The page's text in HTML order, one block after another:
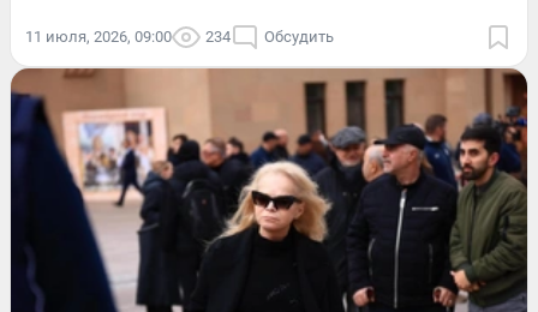
11 июля, 2026, 09:00 234 Обсудить